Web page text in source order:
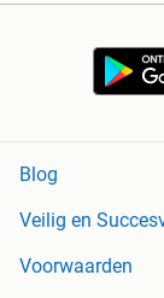
Blog
Veilig en
Voorwaarden